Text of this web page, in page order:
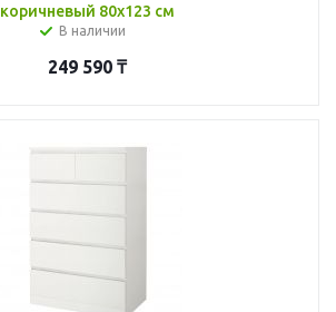
коричневый 80x123 см
В наличии
249 590 ₸